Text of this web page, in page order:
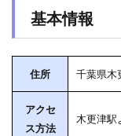
基本情報
住所 千葉県木
アクセ
ス方法
木更津駅